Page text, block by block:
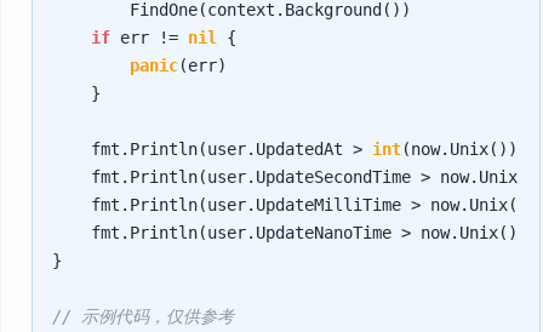
        FindOne(context.Background())
if err != nil
{
panic(err)
    }
    fmt.Println(user.UpdatedAt >
int
fmt.Println(user.UpdateSecondTime >
fmt.Println(user.UpdateMilliTime >
fmt.Println(user.UpdateNanoTime >
}
// 示例代码，仅供参考